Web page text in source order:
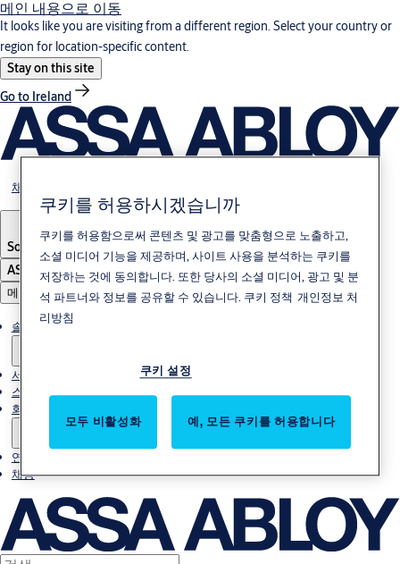
메인 내용으로 이동
It looks like you are visiting from a different region. Select your country or
region for location-specific content.
Stay on this site
Go to Ireland
채용
South Korea
한국어
ASSA ABLOY Group
메뉴
솔루션
서비스
스토리
회사소개
연락처
채용
쿠키를 허용하시겠습니까
쿠키를 허용함으로써 콘텐츠 및 광고를 맞춤형으로 노출하고,
소셜 미디어 기능을 제공하며, 사이트 사용을 분석하는 쿠키를
저장하는 것에 동의합니다. 또한 당사의 소셜 미디어, 광고 및 분
석 파트너와 정보를 공유할 수 있습니다. 쿠키 정책 개인정보 처
리방침
쿠키 설정
모두 비활성화 예, 모든 쿠키를 허용합니다